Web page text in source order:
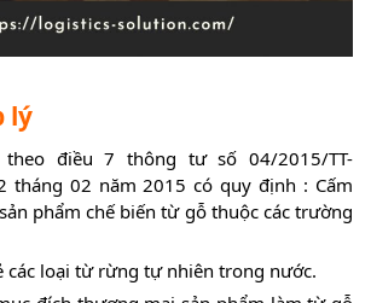
lý
điều 7 thông tư số 04/2015/TT-
tháng 02 năm 2015 có quy định : Cấm
phẩm chế biến từ gỗ thuộc các trường
các loại từ rừng tự nhiên trong nước.